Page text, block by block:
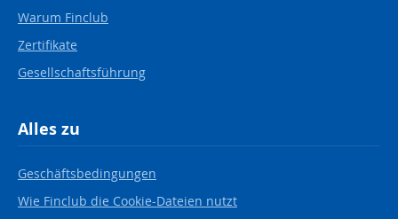
Warum Finclub
Zertifikate
Gesellschaftsführung
Alles zu
Geschäftsbedingungen
Wie Finclub die Cookie-Dateien nutzt